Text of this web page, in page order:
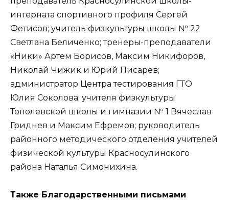
интерната спортивного профиля Сергей
Фетисов; учитель физкультуры школы № 22
Светлана Беличенко; тренеры-преподаватели
«Ники» Артем Борисов, Максим Никифоров,
Николай Чижик и Юрий Писарев;
администратор Центра тестирования ГТО
Юлия Соколова; учителя физкультуры
Тополевской школы и гимназии № 1 Вячеслав
Гриднев и Максим Ефремов; руководитель
районного методического отделения учителей
физической культуры Красносулинского
района Наталья Симонихина.
Также Благодарственными письмами